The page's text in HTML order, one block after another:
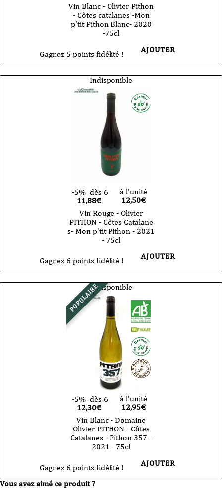
Vin Blanc - Olivier Pithon
- Côtes catalanes -Mon
p'tit Pithon Blanc- 2020
-75cl
Gagnez 5 points fidélité ! AJOUTER
Indisponible
-5% dès 6
11,88€
à l'unité
12,50€
Vin Rouge - Olivier
PITHON - Côtes Catalane
s- Mon p'tit Pithon - 2021
- 75cl
Gagnez 6 points fidélité ! AJOUTER
POPULAIREIndisponible
-5% dès 6
12,30€
à l'unité
12,95€
Vin Blanc - Domaine
Olivier PITHON - Côtes
Catalanes - Pithon 357 -
2021 - 75cl
Gagnez 6 points fidélité ! AJOUTER
Vous avez aimé ce produit ?